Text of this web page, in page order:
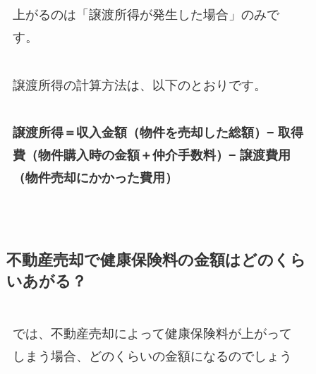
上がるのは「譲渡所得が発生した場合」のみで
す。
譲渡所得の計算方法は、以下のとおりです。
譲渡所得＝収入金額（物件を売却した総額）− 取得
費（物件購入時の金額＋仲介手数料）− 譲渡費用
（物件売却にかかった費用）
不動産売却で健康保険料の金額はどのくら
いあがる？
では、不動産売却によって健康保険料が上がって
しまう場合、どのくらいの金額になるのでしょう